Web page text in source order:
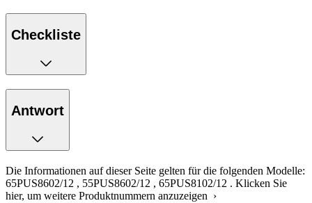
Checkliste
Antwort
Die Informationen auf dieser Seite gelten für die folgenden Modelle:
65PUS8602/12 , 55PUS8602/12 , 65PUS8102/12 . Klicken Sie
hier, um weitere Produktnummern anzuzeigen ›